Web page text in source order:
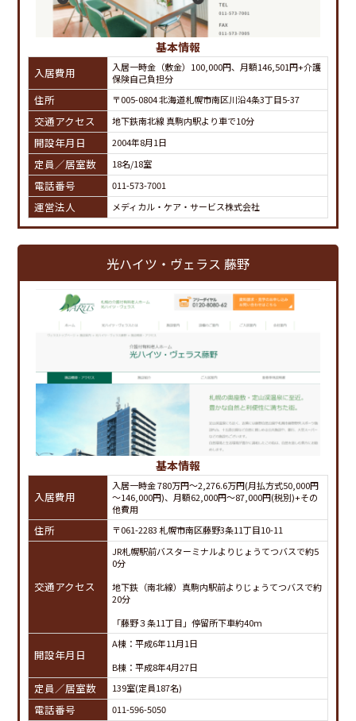
基本情報
入居費用
入居一時金（敷金）100,000円、月額146,501円+介護
保険自己負担分
住所 〒005-0804 北海道札幌市南区川沿4条3丁目5-37
交通アクセス 地下鉄南北線 真駒内駅より車で10分
開設年月日 2004年8月1日
定員／居室数 18名/18室
電話番号 011-573-7001
運営法人 メディカル・ケア・サービス株式会社
光ハイツ・ヴェラス 藤野
基本情報
入居費用
入居一時金 780万円～2,276.6万円(月払方式50,000円
～146,000円)、月額62,000円～87,000円(税別)+その
他費用
住所 〒061-2283 札幌市南区藤野3条11丁目10-11
交通アクセス
JR札幌駅前バスターミナルよりじょうてつバスで約5
0分
地下鉄（南北線）真駒内駅前よりじょうてつバスで約
20分
「藤野３条11丁目」停留所下車約40m
開設年月日
A棟：平成6年11月1日
B棟：平成8年4月27日
定員／居室数 139室(定員187名)
電話番号 011-596-5050